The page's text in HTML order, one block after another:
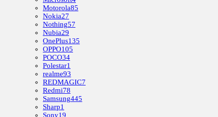
Motorola85
Nokia27
Nothing57
Nubia29
OnePlus135
OPPO105
POCO34
Polestar1
realme93
REDMAGIC7
Redmi78
Samsung445
Sharp1
Sony19